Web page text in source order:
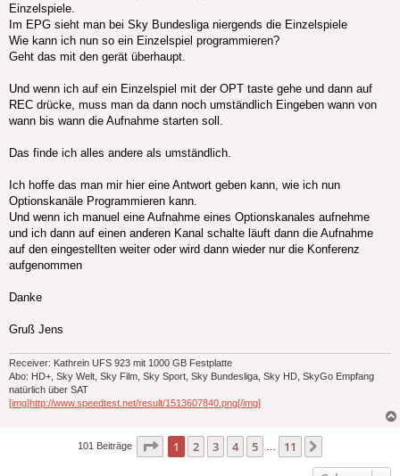
Einzelspiele.
Im EPG sieht man bei Sky Bundesliga niergends die Einzelspiele
Wie kann ich nun so ein Einzelspiel programmieren?
Geht das mit den gerät überhaupt.
Und wenn ich auf ein Einzelspiel mit der OPT taste gehe und dann auf
REC drücke, muss man da dann noch umständlich Eingeben wann von
wann bis wann die Aufnahme starten soll.
Das finde ich alles andere als umständlich.
Ich hoffe das man mir hier eine Antwort geben kann, wie ich nun
Optionskanäle Programmieren kann.
Und wenn ich manuel eine Aufnahme eines Optionskanales aufnehme
und ich dann auf einen anderen Kanal schalte läuft dann die Aufnahme
auf den eingestellten weiter oder wird dann wieder nur die Konferenz
aufgenommen
Danke
Gruß Jens
Receiver: Kathrein UFS 923 mit 1000 GB Festplatte
Abo: HD+, Sky Welt, Sky Film, Sky Sport, Sky Bundesliga, Sky HD, SkyGo Empfang
natürlich über SAT
[img]http://www.speedtest.net/result/1513607840.png[/img]
101 Beiträge Seite 1von 11
1 2 3 4 5 11